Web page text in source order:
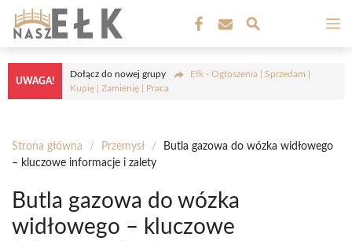
Przejdź
treści
UWAGA!
Dołącz do nowej grupy
Ełk - Ogłoszenia | Sprzedam |
Kupię | Zamienię | Praca
Strona główna / Przemysł /
Butla gazowa do wózka widłowego
– kluczowe informacje i zalety
Butla gazowa do wózka
widłowego – kluczowe